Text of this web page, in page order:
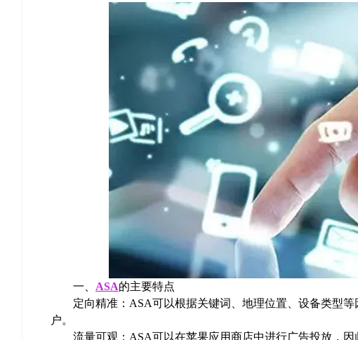
一、 ASA的主要特点
定向精准：ASA可以根据关键词、地理位置、设备类型等
户。
流量可观：ASA可以在苹果应用商店中进行广告投放，因